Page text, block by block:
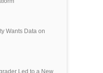
Wants Data on
Led to a New